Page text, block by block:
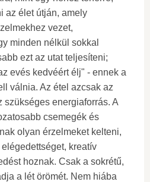
az élet útján, amely
vezet,
minden nélkül sokkal
ezt az utat teljesíteni;
evés kedvéért élj" - ennek a
válnia. Az étel azcsak az
szükséges energiaforrás. A
csemegék és
olyan érzelmeket kelteni,
kreatív
hoznak. Csak a sokrétű,
a lét örömét. Nem hiába